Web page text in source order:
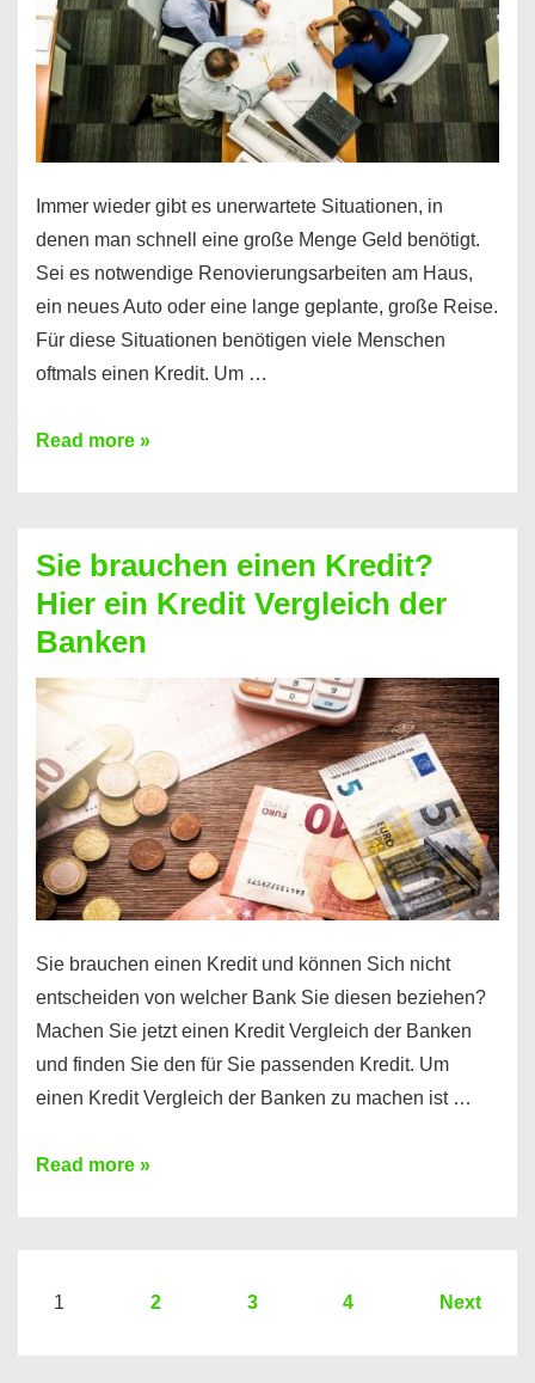
Immer wieder gibt es unerwartete Situationen, in
denen man schnell eine große Menge Geld benötigt.
Sei es notwendige Renovierungsarbeiten am Haus,
ein neues Auto oder eine lange geplante, große Reise.
Für diese Situationen benötigen viele Menschen
oftmals einen Kredit. Um …
Brauchen
Summe
Geld?
Hier
einen
10000
Euro
Kredit
finden
Read more »
Sie brauchen einen Kredit?
Hier ein Kredit Vergleich der
Banken
Sie brauchen einen Kredit und können Sich nicht
entscheiden von welcher Bank Sie diesen beziehen?
Machen Sie jetzt einen Kredit Vergleich der Banken
und finden Sie den für Sie passenden Kredit. Um
einen Kredit Vergleich der Banken zu machen ist …
Sie
Hier
Read more »
Seitennummerierung
1 2 3 4 Next